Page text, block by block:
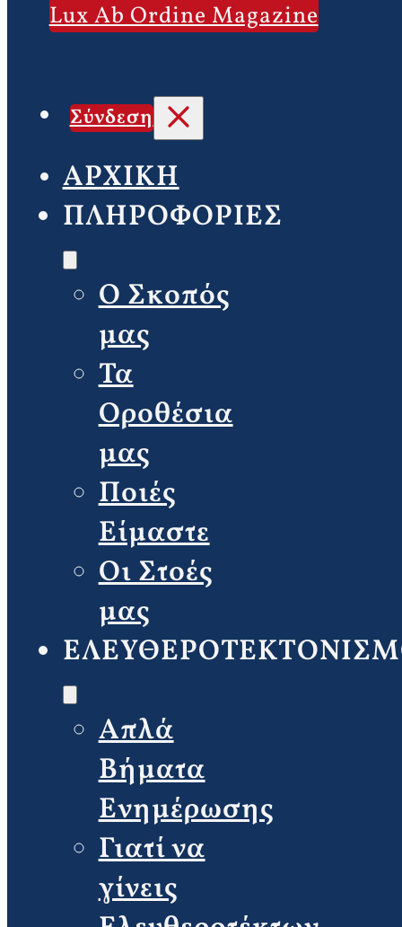
Lux Ab Ordine Magazine
Σύνδεση
ΑΡΧΙΚΗ
ΠΛΗΡΟΦΟΡΙΕΣ
Ο Σκοπός
μας
Τα
Οροθέσια
μας
Ποιές
Είμαστε
Οι Στοές
μας
Απλά
Βήματα
Ενημέρωσης
Γιατί να
γίνεις